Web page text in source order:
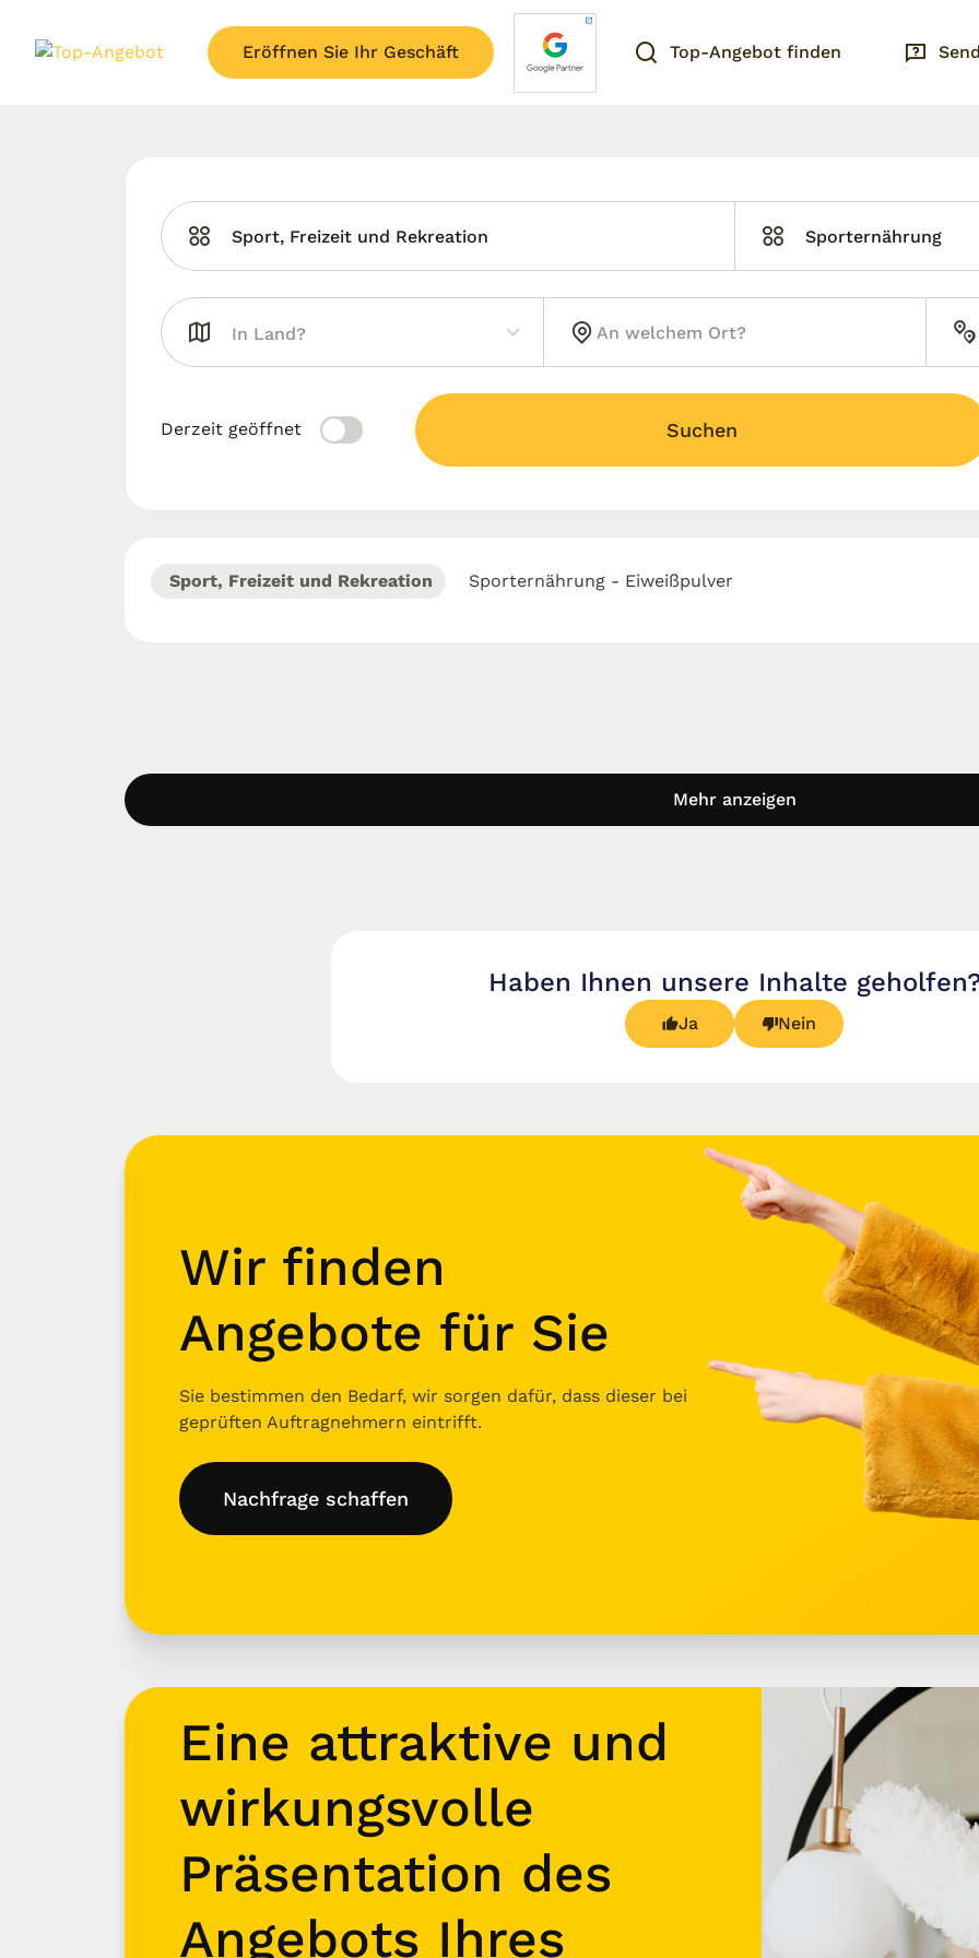
Eröffnen Sie Ihr Geschäft Top-Angebot finden
Sport, Freizeit und Rekreation Sporternährung
Derzeit geöffnet Suchen
Sport, Freizeit und Rekreation Sporternährung - Eiweißpulver
Mehr anzeigen
Haben Ihnen unsere Inhalte
Ja Nein
Wir finden
Angebote für Sie
Sie bestimmen den Bedarf, wir sorgen dafür, dass dieser bei
geprüften Auftragnehmern eintrifft.
Nachfrage schaffen
Eine attraktive und
wirkungsvolle
Präsentation des
Angebots Ihres